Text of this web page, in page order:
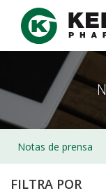
Pasar
contenido
Notas de prensa
FILTRA POR